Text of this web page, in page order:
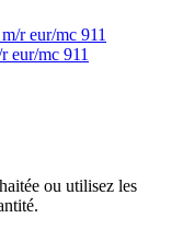
eur/mc 911
ou utilisez les